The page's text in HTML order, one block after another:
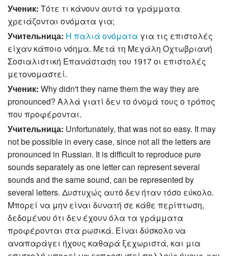
Ученик: Τότε τι κάνουν αυτά τα γράμματα
χρειάζονται ονόματα για;
Учительница: Η παλιά ονόματα για τις επιστολές
είχαν κάποιο νόημα. Μετά τη Μεγάλη Οχτωβριανή
Σοσιαλιστική Επανάσταση του 1917 οι επιστολές
μετονομαστεί.
Ученик: Why didn't they name them the way they are
pronounced? Αλλά γιατί δεν το όνομά τους ο τρόπος
που προφέρονται.
Учительница: Unfortunately, that was not so easy. It may
not be possible in every case, since not all the letters are
pronounced in Russian. It is difficult to reproduce pure
sounds separately as one letter can represent several
sounds and the same sound, can be represented by
several letters. Δυστυχώς αυτό δεν ήταν τόσο εύκολο.
Μπορεί να μην είναι δυνατή σε κάθε περίπτωση,
δεδομένου ότι δεν έχουν όλα τα γράμματα
προφέρονται στα ρωσικά. Είναι δύσκολο να
αναπαράγει ήχους καθαρά ξεχωριστά, και μια